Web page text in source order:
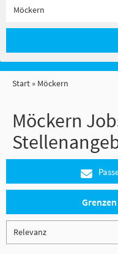
Start Möckern
Möckern